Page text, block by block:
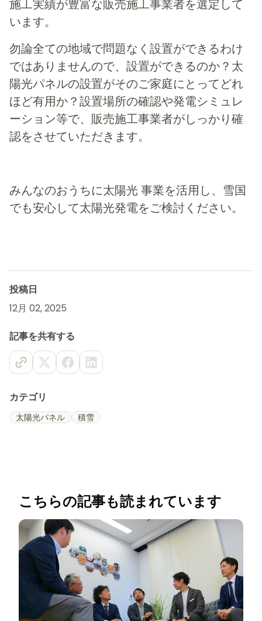
施工実績が豊富な販売施工事業者を選定して
います。
勿論全ての地域で問題なく設置ができるわけ
ではありませんので、設置ができるのか？太
陽光パネルの設置がそのご家庭にとってどれ
ほど有用か？設置場所の確認や発電シミュレ
ーション等で、販売施工事業者がしっかり確
認をさせていただきます。
みんなのおうちに太陽光 事業を活用し、雪国
でも安心して太陽光発電をご検討ください。
投稿日
12月 02, 2025
記事を共有する
カテゴリ
太陽光パネル 積雪
こちらの記事も読まれています